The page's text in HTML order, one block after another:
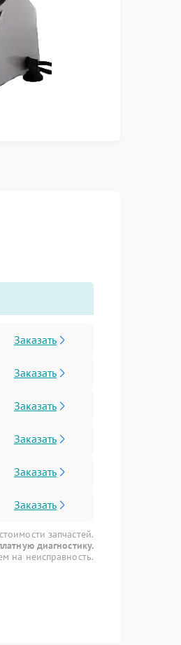
Заказать
Заказать
Заказать
Заказать
Заказать
Заказать
запчастей.
диагностику.
на неисправность.